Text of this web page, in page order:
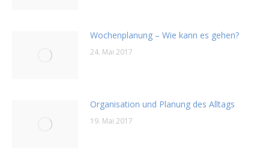
Wochenplanung – Wie kann es gehen?
24. Mai 2017
Organisation und Planung des Alltags
19. Mai 2017